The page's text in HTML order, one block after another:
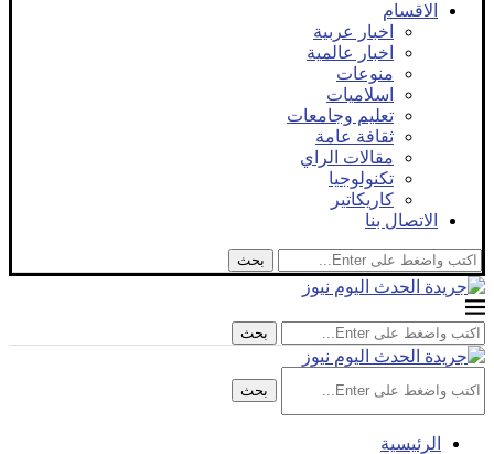
الاقسام
اخبار عربية
اخبار عالمية
منوعات
اسلاميات
تعليم وجامعات
ثقافة عامة
مقالات الراي
تكنولوجيا
كاريكاتير
الاتصال بنا
بحث
بحث
بحث
الرئيسية